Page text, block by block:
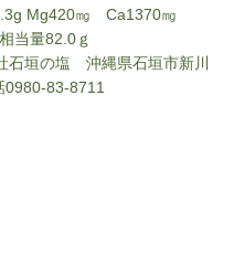
Mg420㎎　Ca1370㎎
当量82.0ｇ
石垣の塩　沖縄県石垣市新川
0980-83-8711